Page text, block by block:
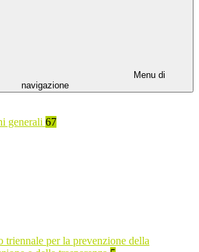
Menu di
navigazione
generali 67
triennale per la prevenzione della